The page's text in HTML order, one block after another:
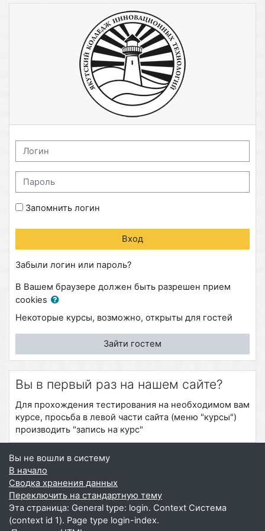
Перейти к основному содержанию
Система электронного
Логин
Пароль
Запомнить логин
Вход
Забыли логин или пароль?
В Вашем браузере должен быть разрешен прием
cookies
Некоторые курсы, возможно, открыты для гостей
Зайти гостем
Вы в первый раз на нашем сайте?
Для прохождения тестирования на необходимом вам
курсе, просьба в левой части сайта (меню "курсы")
производить "запись на курс"
Вы не вошли в систему
В начало
Сводка хранения данных
Переключить на стандартную тему
Эта страница: General type: login. Context Система
(context id 1). Page type login-index.